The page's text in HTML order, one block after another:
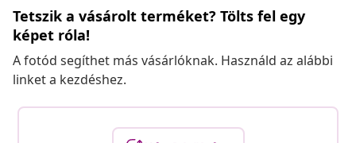
Tetszik a vásárolt terméket? Tölts fel egy
képet róla!
A fotód segíthet más vásárlóknak. Használd az alábbi
linket a kezdéshez.